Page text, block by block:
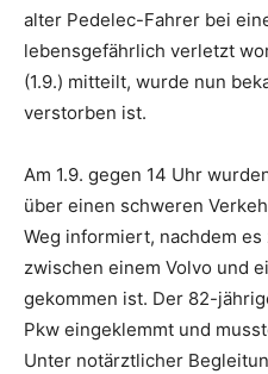
alter Pedelec-Fahrer bei
lebensgefährlich verletzt
(1.9.) mitteilt, wurde nun
verstorben ist.
Am 1.9. gegen 14 Uhr
über einen schweren
Weg informiert, nachdem
zwischen einem Volvo und
gekommen ist. Der 82-
Pkw eingeklemmt und
Unter notärztlicher